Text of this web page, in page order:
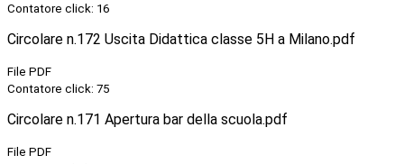
Contatore click: 16
Circolare n.172 Uscita Didattica classe 5H a Milano.pdf
File PDF
Contatore click: 75
Circolare n.171 Apertura bar della scuola.pdf
File PDF